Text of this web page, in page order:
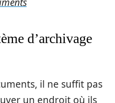
d’archivage
il ne suffit pas
un endroit où ils